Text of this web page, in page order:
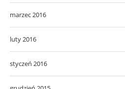
marzec 2016
luty 2016
styczeń 2016